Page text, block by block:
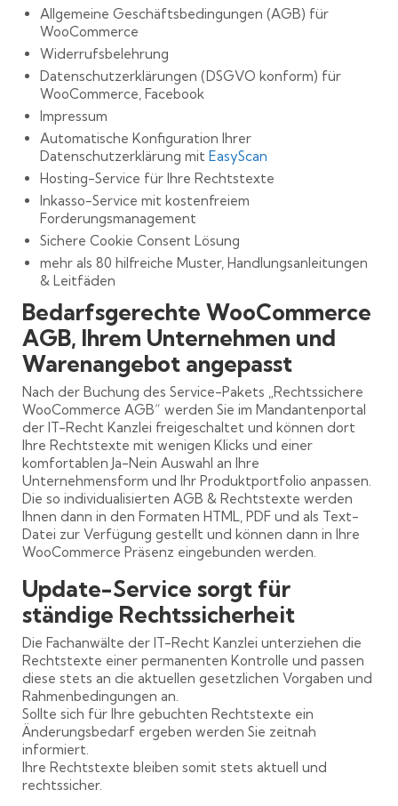
Allgemeine Geschäftsbedingungen (AGB) für
WooCommerce
Widerrufsbelehrung
Datenschutzerklärungen (DSGVO konform) für
WooCommerce, Facebook
Impressum
Automatische Konfiguration Ihrer
Datenschutzerklärung mit EasyScan
Hosting-Service für Ihre Rechtstexte
Inkasso-Service mit kostenfreiem
Forderungsmanagement
Sichere Cookie Consent Lösung
mehr als 80 hilfreiche Muster, Handlungsanleitungen
& Leitfäden
Bedarfsgerechte WooCommerce
AGB, Ihrem Unternehmen und
Warenangebot angepasst
Nach der Buchung des Service-Pakets „Rechtssichere
WooCommerce AGB“ werden Sie im Mandantenportal
der IT-Recht Kanzlei freigeschaltet und können dort
Ihre Rechtstexte mit wenigen Klicks und einer
komfortablen Ja-Nein Auswahl an Ihre
Unternehmensform und Ihr Produktportfolio anpassen.
Die so individualisierten AGB & Rechtstexte werden
Ihnen dann in den Formaten HTML, PDF und als Text-
Datei zur Verfügung gestellt und können dann in Ihre
WooCommerce Präsenz eingebunden werden.
Update-Service sorgt für
ständige Rechtssicherheit
Die Fachanwälte der IT-Recht Kanzlei unterziehen die
Rechtstexte einer permanenten Kontrolle und passen
diese stets an die aktuellen gesetzlichen Vorgaben und
Rahmenbedingungen an.
Sollte sich für Ihre gebuchten Rechtstexte ein
Änderungsbedarf ergeben werden Sie zeitnah
informiert.
Ihre Rechtstexte bleiben somit stets aktuell und
rechtssicher.